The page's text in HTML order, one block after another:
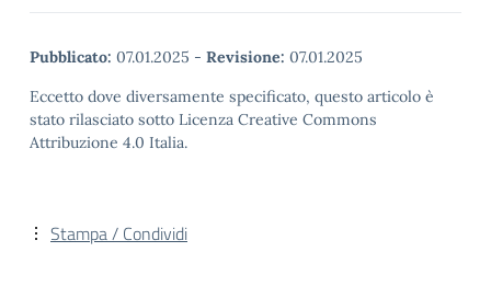
Pubblicato: 07.01.2025 - Revisione: 07.01.2025
Eccetto dove diversamente specificato, questo articolo è
stato rilasciato sotto Licenza Creative Commons
Attribuzione 4.0 Italia.
Stampa / Condividi